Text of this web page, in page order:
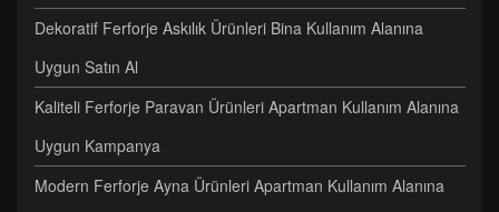
Dekoratif Ferforje Askılık Ürünleri Bina Kullanım Alanına
Uygun Satın Al
Kaliteli Ferforje Paravan Ürünleri Apartman Kullanım Alanına
Uygun Kampanya
Modern Ferforje Ayna Ürünleri Apartman Kullanım Alanına